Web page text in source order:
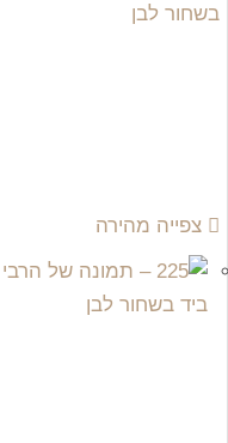
צפייה מהירה